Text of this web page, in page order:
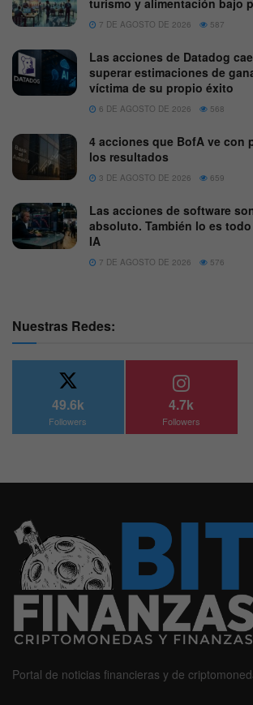
turismo y alimentación bajo
7 DE AGOSTO DE 2026 587
Las acciones de Datadog
superar estimaciones de
víctima de su propio éxito
6 DE AGOSTO DE 2026 568
4 acciones que BofA ve con
los resultados
3 DE AGOSTO DE 2026 659
Las acciones de software
absoluto. También lo es
IA
7 DE AGOSTO DE 2026 576
Nuestras Redes:
49.6k
Followers
4.7k
Followers
Portal de noticias financieras y de